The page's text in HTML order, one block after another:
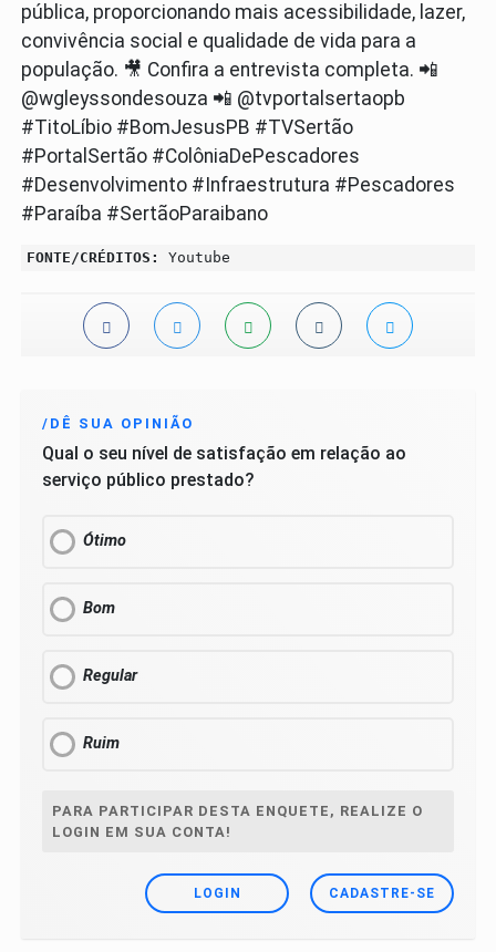
pública, proporcionando mais acessibilidade, lazer,
convivência social e qualidade de vida para a
população. 🎥 Confira a entrevista completa. 📲
@wgleyssondesouza 📲 @tvportalsertaopb
#TitoLíbio #BomJesusPB #TVSertão
#PortalSertão #ColôniaDePescadores
#Desenvolvimento #Infraestrutura #Pescadores
#Paraíba #SertãoParaibano
FONTE/CRÉDITOS: Youtube
/DÊ SUA OPINIÃO
Qual o seu nível de satisfação em relação ao
serviço público prestado?
Ótimo
Bom
Regular
Ruim
PARA PARTICIPAR DESTA ENQUETE, REALIZE O
LOGIN EM SUA CONTA!
LOGIN CADASTRE-SE